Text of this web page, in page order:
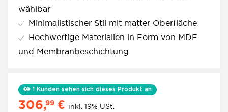
wählbar
Minimalistischer Stil mit matter Oberfläche
Hochwertige Materialien in Form von MDF
und Membranbeschichtung
1 Kunden sehen sich dieses Produkt an
306,99 € inkl. 19% USt.